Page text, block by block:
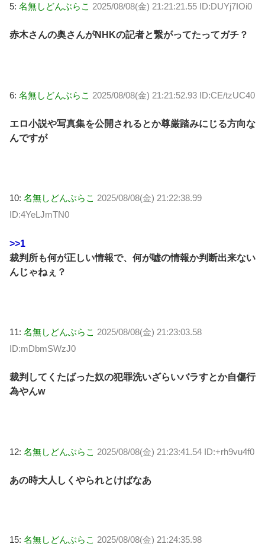
5: 名無しどんぶらこ 2025/08/08(金) 21:21:21.55 ID:DUYj7IOi0
赤木さんの奥さんがNHKの記者と繋がってたってガチ？
6: 名無しどんぶらこ 2025/08/08(金) 21:21:52.93 ID:CE/tzUC40
エロ小説や写真集を公開されるとか尊厳踏みにじる方向な
んですが
10: 名無しどんぶらこ 2025/08/08(金) 21:22:38.99
ID:4YeLJmTN0
>>1
裁判所も何が正しい情報で、何が嘘の情報か判断出来ない
んじゃねぇ？
11: 名無しどんぶらこ 2025/08/08(金) 21:23:03.58
ID:mDbmSWzJ0
裁判してくたばった奴の犯罪洗いざらいバラすとか自傷行
為やんw
12: 名無しどんぶらこ 2025/08/08(金) 21:23:41.54 ID:+rh9vu4f0
あの時大人しくやられとけばなあ
15: 名無しどんぶらこ 2025/08/08(金) 21:24:35.98